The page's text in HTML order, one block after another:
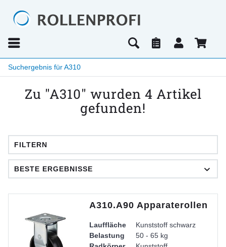
Suchergebnis für A310
Zu "A310" wurden 4 Artikel
gefunden!
FILTERN
A310.A90 Apparaterollen
Lauffläche
Kunststoff schwarz
Belastung
50 - 65 kg